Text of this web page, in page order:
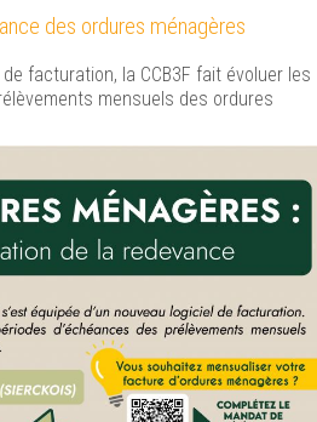
des ordures ménagères
facturation, la CCB3F fait évoluer les
mensuels des ordures